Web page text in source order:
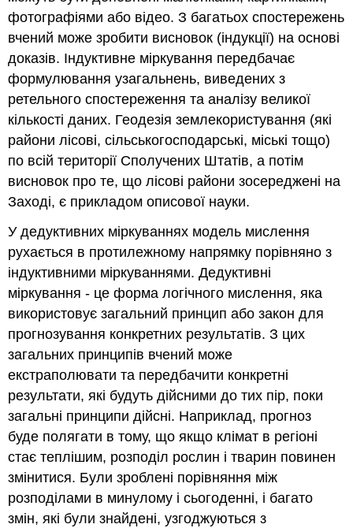
фотографіями або відео. З багатьох спостережень
вчений може зробити висновок (індукції) на основі
доказів. Індуктивне міркування передбачає
формулювання узагальнень, виведених з
ретельного спостереження та аналізу великої
кількості даних. Геодезія землекористування (які
райони лісові, сільськогосподарські, міські тощо)
по всій території Сполучених Штатів, а потім
висновок про те, що лісові райони зосереджені на
Заході, є прикладом описової науки.
У дедуктивних міркуваннях модель мислення
рухається в протилежному напрямку порівняно з
індуктивними міркуваннями. Дедуктивні
міркування - це форма логічного мислення, яка
використовує загальний принцип або закон для
прогнозування конкретних результатів. З цих
загальних принципів вчений може
екстраполювати та передбачити конкретні
результати, які будуть дійсними до тих пір, поки
загальні принципи дійсні. Наприклад, прогноз
буде полягати в тому, що якщо клімат в регіоні
стає теплішим, розподіл рослин і тварин повинен
змінитися. Були зроблені порівняння між
розподілами в минулому і сьогоденні, і багато
змін, які були знайдені, узгоджуються з